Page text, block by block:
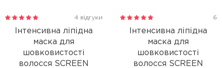
4 відгуки
Інтенсивна ліпідна
маска для
шовковистості
волосся SCREEN
6
Інтенсивна ліпідна
маска для
шовковистості
волосся SCREEN